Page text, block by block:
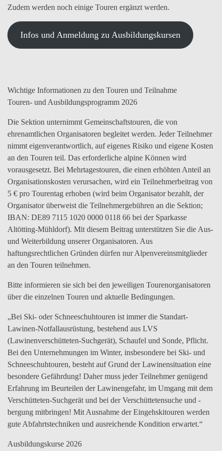
Zudem werden noch einige Touren ergänzt werden.
Infos und Anmeldung zu Ausbildungskursen
Wichtige Informationen zu den Touren und Teilnahme
Touren- und Ausbildungsprogramm 2026
Die Sektion unternimmt Gemeinschaftstouren, die von
ehrenamtlichen Organisatoren begleitet werden. Jeder Teilnehmer
nimmt eigenverantwortlich, auf eigenes Risiko und eigene Kosten
an den Touren teil. Das erforderliche alpine Können wird
vorausgesetzt. Bei Mehrtagestouren, die einen erhöhten Anteil an
Organisationskosten verursachen, wird ein Teilnehmerbeitrag von
5 € pro Tourentag erhoben (wird beim Organisator bezahlt, der
Organisator überweist die Teilnehmergebühren an die Sektion;
IBAN: DE89 7115 1020 0000 0118 66 bei der Sparkasse
Altötting-Mühldorf). Mit diesem Beitrag unterstützen Sie die Aus-
und Weiterbildung unserer Organisatoren. Aus
haftungsrechtlichen Gründen dürfen nur Alpenvereinsmitglieder
an den Touren teilnehmen.
Bitte informieren sie sich bei den jeweiligen Tourenorganisatoren
über die einzelnen Touren und aktuelle Bedingungen.
„Bei Ski- oder Schneeschuhtouren ist immer die Standart-
Lawinen-Notfallausrüstung, bestehend aus LVS
(Lawinenverschütteten-Suchgerät), Schaufel und Sonde, Pflicht.
Bei den Unternehmungen im Winter, insbesondere bei Ski- und
Schneeschuhtouren, besteht auf Grund der Lawinensituation eine
besondere Gefährdung! Daher muss jeder Teilnehmer genügend
Erfahrung im Beurteilen der Lawinengefahr, im Umgang mit dem
Verschütteten-Suchgerät und bei der Verschüttetensuche und -
bergung mitbringen! Mit Ausnahme der Eingehskitouren werden
gute Abfahrtstechniken und ausreichende Kondition erwartet.“
Ausbildungskurse 2026